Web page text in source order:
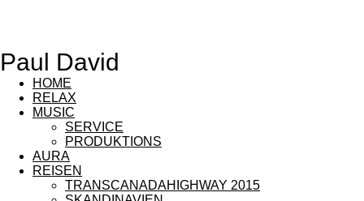
Paul David
HOME
RELAX
MUSIC
SERVICE
PRODUKTIONS
AURA
REISEN
TRANSCANADAHIGHWAY 2015